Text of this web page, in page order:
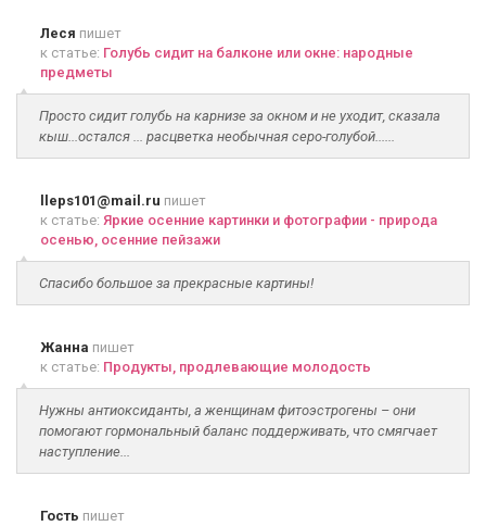
Леся пишет
к статье: Голубь сидит на балконе или окне: народные
предметы
Просто сидит голубь на карнизе за окном и не уходит, сказала
кыш...остался ... расцветка необычная серо-голубой......
lleps101@mail.ru пишет
к статье: Яркие осенние картинки и фотографии - природа
осенью, осенние пейзажи
Спасибо большое за прекрасные картины!
Жанна пишет
к статье: Продукты, продлевающие молодость
Нужны антиоксиданты, а женщинам фитоэстрогены – они
помогают гормональный баланс поддерживать, что смягчает
наступление...
Гость пишет